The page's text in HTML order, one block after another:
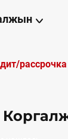
рассрочка